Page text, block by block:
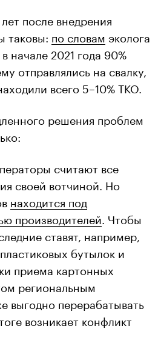
после внедрения
таковы: по словам эколога
начале 2021 года 90%
отправлялись на свалку,
всего 5–10% ТКО.
решения проблем
считают все
своей вотчиной. Но
находится под
производителей . Чтобы
ставят, например,
бутылок и
приема картонных
региональным
выгодно перерабатывать
возникает конфликт